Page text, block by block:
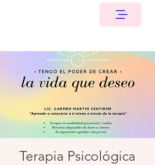
Terapia Psicológica